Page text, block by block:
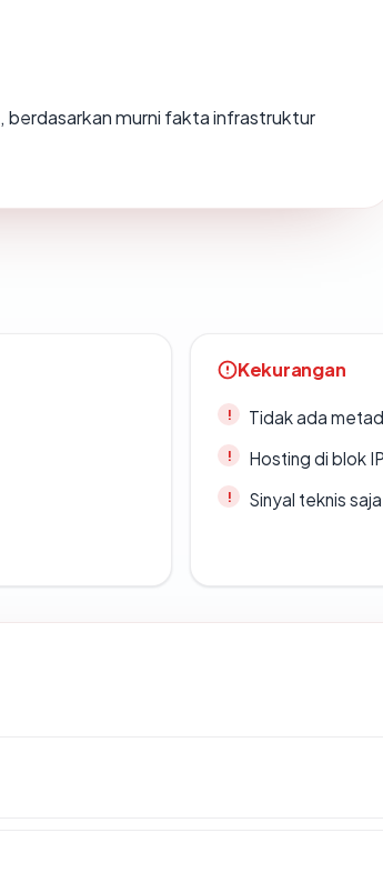
, berdasarkan murni fakta infrastruktur
Kekurangan
Tidak ada
Hosting di blok
Sinyal teknis